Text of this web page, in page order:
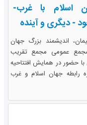
اسلام با غرب-
- دیگری و آینده
اندیشمند بزرگ جهان
عمومی مجمع تقریب
حضور در همایش افتتاحیه
رابطه جهان اسلام و غرب